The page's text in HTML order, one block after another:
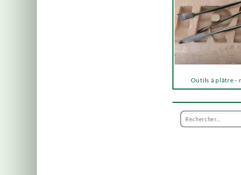
Outils à plâtre -